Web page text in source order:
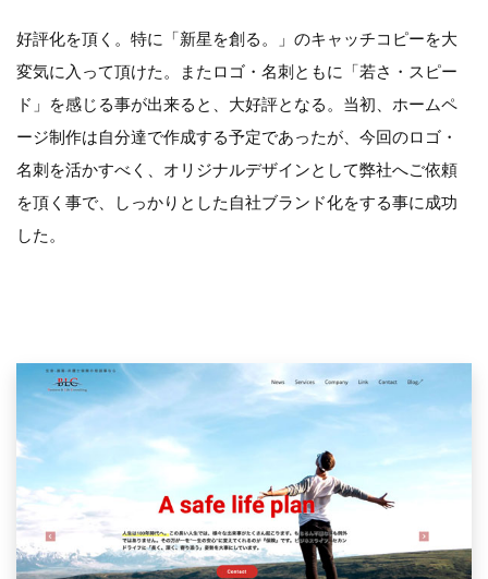
好評化を頂く。特に「新星を創る。」のキャッチコピーを大
変気に入って頂けた。またロゴ・名刺ともに「若さ・スピー
ド」を感じる事が出来ると、大好評となる。当初、ホームペ
ージ制作は自分達で作成する予定であったが、今回のロゴ・
名刺を活かすべく、オリジナルデザインとして弊社へご依頼
を頂く事で、しっかりとした自社ブランド化をする事に成功
した。